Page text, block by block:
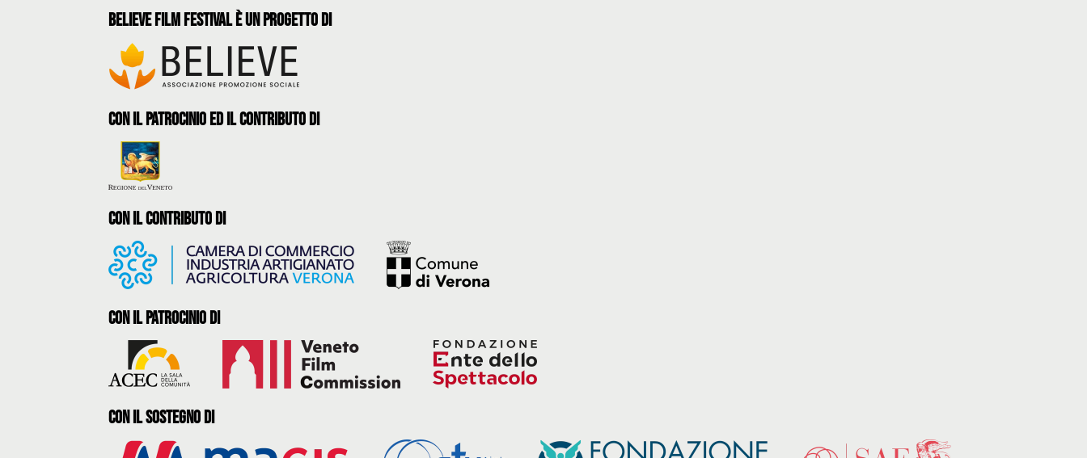
believe film festival è un progetto di
con il patrocinio ed il contributo di
con il contributo di
con il Patrocinio di
con il sostegno di